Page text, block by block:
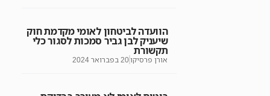
הוועדה לביטחון לאומי מקדמת חוק
שיעניק לבן גביר סמכות לסגור כלי
תקשורת
אורן פרסיקו20 בפברואר 2024